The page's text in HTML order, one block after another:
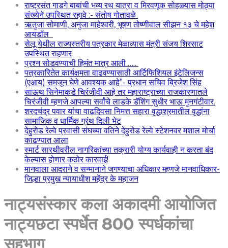
राष्ट्रसंत गाडगे बाबांची भव्य रथ यात्रा व मिरवणूक सोहळ्यास मोठ्या
संख्येने उपस्थित रहावे :- संतोष गोतावळे
ऋतुजा सोमाणी, अनुजा माहेश्वरी, भूषण तोष्णीवाल सीझन १३ चे महेश
आयडॉल
सेलू येथील राज्यस्तरीय पत्रकार मेळाव्यास मंत्री संजय शिरसाट
उपस्थित राहणार
प्रश्न सोडवण्याची हिमंत मात्र आली …..
पत्रकारितेत कार्यक्षमता वाढवण्यासाठी आर्टिफिशियल इंटेलिजन्स
(एआय) समजून घेणे आवश्यक आहे”- प्रधान सचिव ब्रिजेश सिंह
साऊथ सिनेमाकडे चिरंजीवी आहे तर महाराष्ट्राच्या राजकारणातले
चिरंजीवी म्हणजे आपल्या सर्वांचे लाडके डॅशिंग सुधीर भाऊ मुनगंटीवार.
शरदचंद्र पवार यांचा वाढदिवसा निमत्त सहारा वृद्धाश्रमातील वृद्धांना
सामाजिक व धार्मिक ग्रंथ दिली भेट
देहुरोड रेल्वे प्रवासी संघच्या वतिने देहुरोड रेल्वे स्टेशनवर मशाल मोर्चा
काढण्यात आला
स्मार्ट सारथीवरील नागरिकांच्या तक्रारी योग्य कार्यवाही न करता बंद
केल्यास होणार कठोर कारवाई!
मानवाला आदराने व सन्मानाने जगण्याचा अधिकार म्हणजे मानवाधिकार-
जिल्हा प्रमुख न्यायाधीश महेंद्र के महाजन
नाट्यसंस्कार कला अकादमी आयोजित
नाट्यछटा स्पर्धेत 800 स्पर्धकांचा
सहभाग